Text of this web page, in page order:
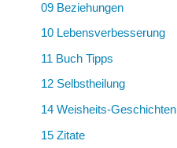
09 Beziehungen
10 Lebensverbesserung
11 Buch Tipps
12 Selbstheilung
14 Weisheits-Geschichten
15 Zitate